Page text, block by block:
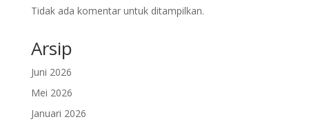
Tidak ada komentar untuk ditampilkan.
Arsip
Juni 2026
Mei 2026
Januari 2026